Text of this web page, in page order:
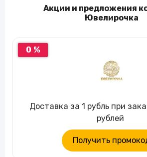
Акции и предложения
Ювелирочка
0 %
Доставка за 1 рубль при
рублей
Получить